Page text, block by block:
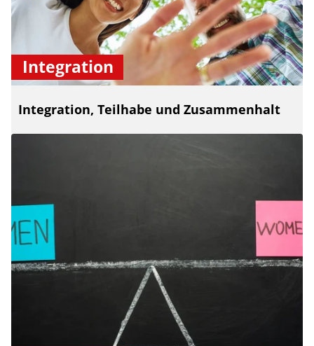
Integration
Integration, Teilhabe und Zusammenhalt